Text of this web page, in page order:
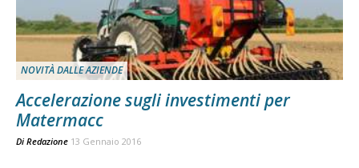
NOVITÀ DALLE AZIENDE
Accelerazione sugli investimenti per
Matermacc
Di Redazione 13 Gennaio 2016